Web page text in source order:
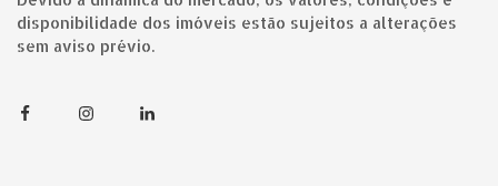
disponibilidade dos imóveis estão sujeitos a alterações
sem aviso prévio.
FacebookInstagramLinkedin